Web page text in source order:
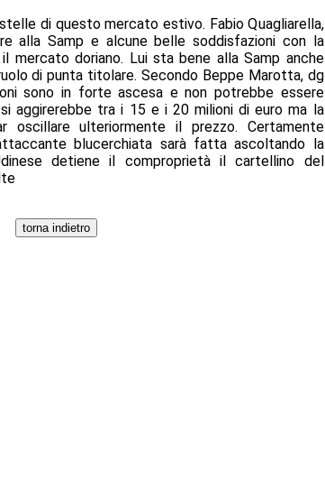
di questo mercato estivo. Fabio Quagliarella,
alla Samp e alcune belle soddisfazioni con la
il mercato doriano. Lui sta bene alla Samp anche
di punta titolare. Secondo Beppe Marotta, dg
sono in forte ascesa e non potrebbe essere
aggirerebbe tra i 15 e i 20 milioni di euro ma la
oscillare ulteriormente il prezzo. Certamente
blucerchiata sarà fatta ascoltando la
detiene il comproprietà il cartellino del